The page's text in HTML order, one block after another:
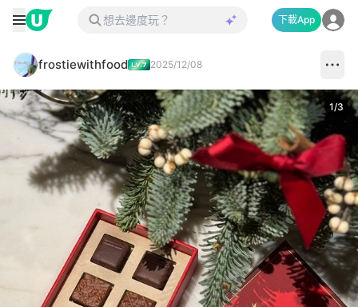
下載App
frostiewithfood 2025/12/08
1/3